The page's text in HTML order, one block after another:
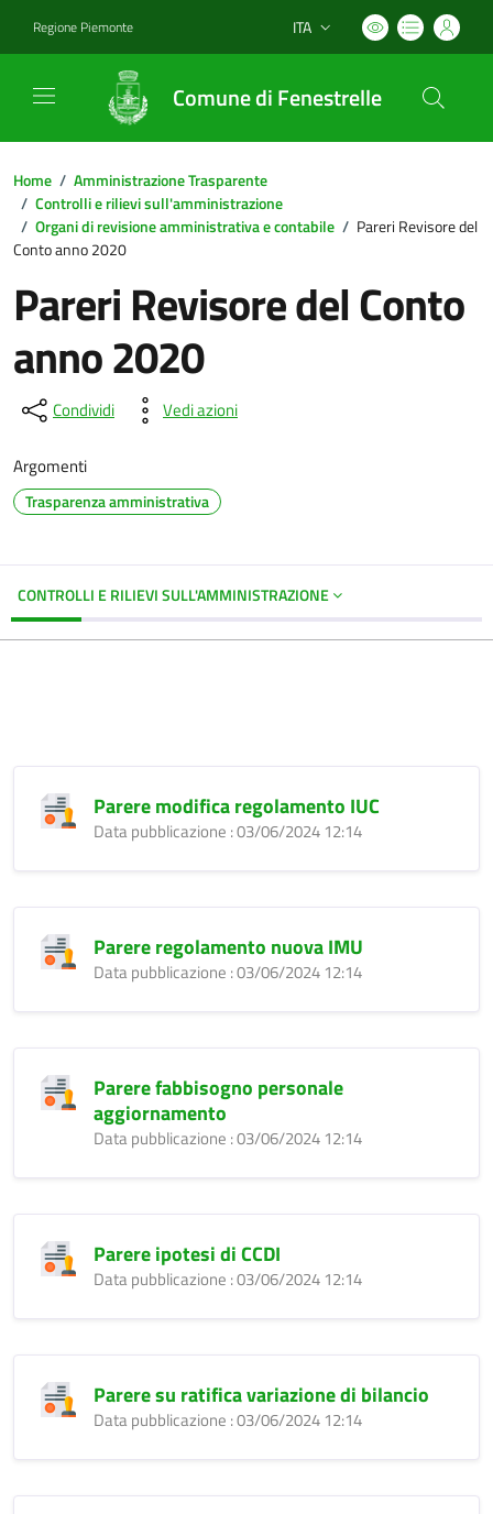
Regione Piemonte Lingua attiva:
ITA
Comune di Fenestrelle
Home / Amministrazione Trasparente
/ Controlli e rilievi sull'amministrazione
/ Organi di revisione amministrativa e contabile / Pareri Revisore del
Conto anno 2020
Pareri Revisore del Conto
anno 2020
Condividi Vedi azioni
Argomenti
Trasparenza amministrativa
CONTROLLI E RILIEVI SULL'AMMINISTRAZIONE
Parere modifica regolamento IUC
Data pubblicazione : 03/06/2024 12:14
Parere regolamento nuova IMU
Data pubblicazione : 03/06/2024 12:14
Parere fabbisogno personale
aggiornamento
Data pubblicazione : 03/06/2024 12:14
Parere ipotesi di CCDI
Data pubblicazione : 03/06/2024 12:14
Parere su ratifica variazione di bilancio
Data pubblicazione : 03/06/2024 12:14